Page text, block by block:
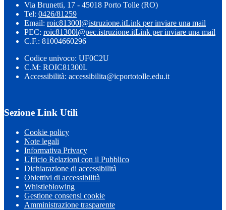
Via Brunetti, 17 - 45018 Porto Tolle (RO)
Tel: 0426/81259
Email: roic81300l@istruzione.itLink per inviare una mail
PEC: roic81300l@pec.istruzione.itLink per inviare una mail
C.F.: 81004660296
Codice univoco: UF0C2U
C.M: ROIC81300L
Accessibilità: accessibilita@icportotolle.edu.it
Sezione Link Utili
Cookie policy
Note legali
Informativa Privacy
Ufficio Relazioni con il Pubblico
Dichiarazione di accessibilità
Obiettivi di accessibilità
Whistleblowing
Gestione consensi cookie
Amministrazione trasparente